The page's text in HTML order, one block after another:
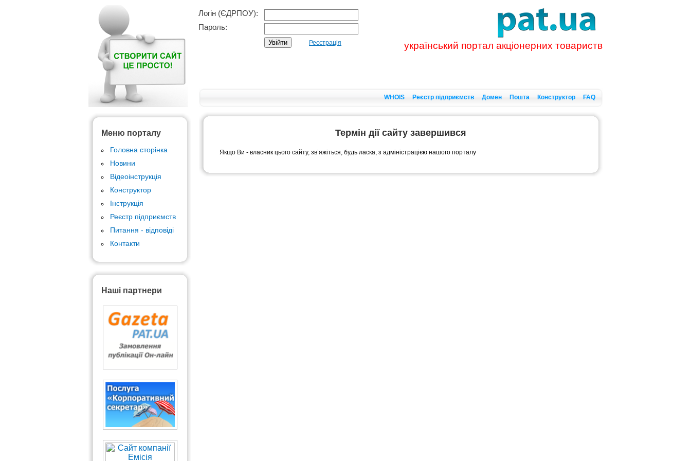
Логін (ЄДРПОУ):
Пароль:
Реєстрація український портал акціонерних товариств
WHOIS Реєстр підприємств Домен Пошта Конструктор FAQ
Меню порталу
Головна сторінка
Новини
Відеоінструкція
Конструктор
Інструкція
Реєстр підприємств
Питання - відповіді
Контакти
Наші партнери
Термін дії сайту завершився
Якщо Ви - власник цього сайту, зв’яжіться, будь ласка, з адміністрацією нашого порталу